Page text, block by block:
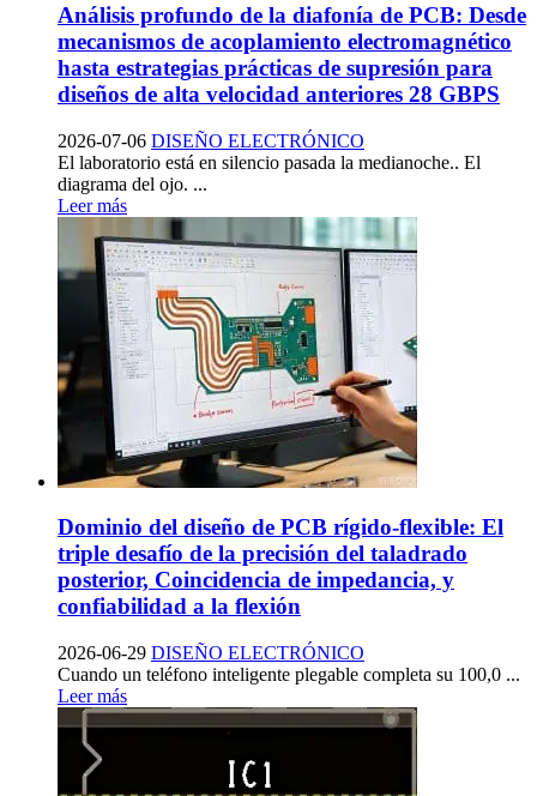
Análisis profundo de la diafonía de PCB: Desde
mecanismos de acoplamiento electromagnético
hasta estrategias prácticas de supresión para
diseños de alta velocidad anteriores 28 GBPS
2026-07-06 DISEÑO ELECTRÓNICO
El laboratorio está en silencio pasada la medianoche.. El
diagrama del ojo. ...
Leer más
Dominio del diseño de PCB rígido-flexible: El
triple desafío de la precisión del taladrado
posterior, Coincidencia de impedancia, y
confiabilidad a la flexión
2026-06-29 DISEÑO ELECTRÓNICO
Cuando un teléfono inteligente plegable completa su 100,0 ...
Leer más